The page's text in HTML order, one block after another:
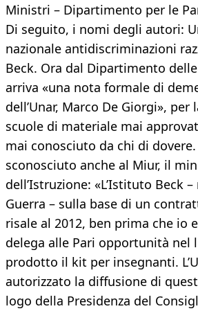
Ministri – Dipartimento per le
Di seguito, i nomi degli autori:
nazionale antidiscriminazioni
Beck. Ora dal Dipartimento
arriva «una nota formale di
dell’Unar, Marco De Giorgi»,
scuole di materiale mai
mai conosciuto da chi di
sconosciuto anche al Miur, il
dell’Istruzione: «L’Istituto Beck
Guerra – sulla base di un
risale al 2012, ben prima che io
delega alle Pari opportunità nel
prodotto il kit per insegnanti.
autorizzato la diffusione di
logo della Presidenza del